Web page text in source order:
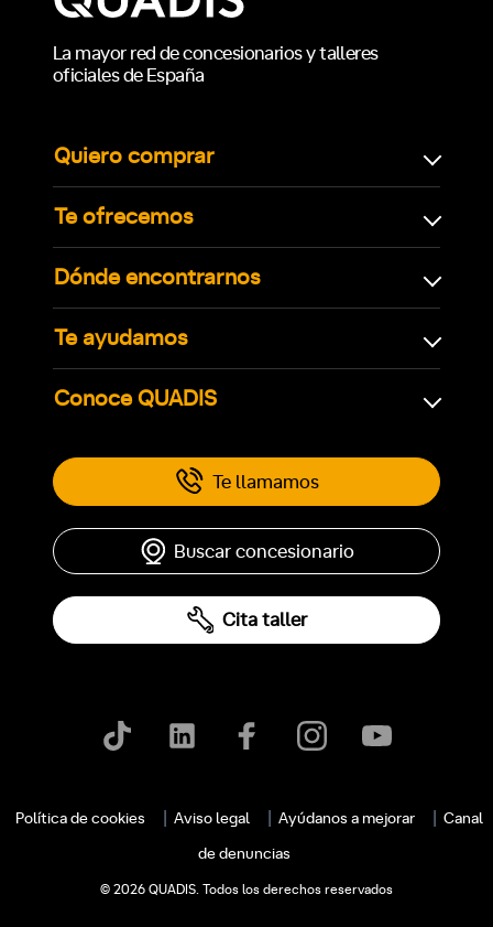
La mayor red de concesionarios y talleres
oficiales de España
Quiero comprar
Te ofrecemos
Dónde encontrarnos
Te ayudamos
Conoce QUADIS
Te llamamos
Buscar concesionario
Cita taller
Política de cookies Aviso legal Ayúdanos a mejorar Canal
de denuncias
© 2026 QUADIS. Todos los derechos reservados